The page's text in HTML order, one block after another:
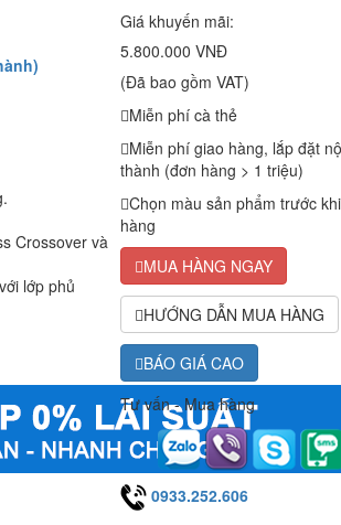
Crossover và
lớp phủ
Giá khuyến mãi:
5.800.000 VNĐ
(Đã bao gồm VAT)
Miễn phí cà thẻ
Miễn phí giao hàng, lắp đặt
thành (đơn hàng > 1 triệu)
Chọn màu sản phẩm trước
hàng
MUA HÀNG NGAY
HƯỚNG DẪN MUA HÀNG
BÁO GIÁ CAO
Tư vấn - Mua hàng
0933.252.606